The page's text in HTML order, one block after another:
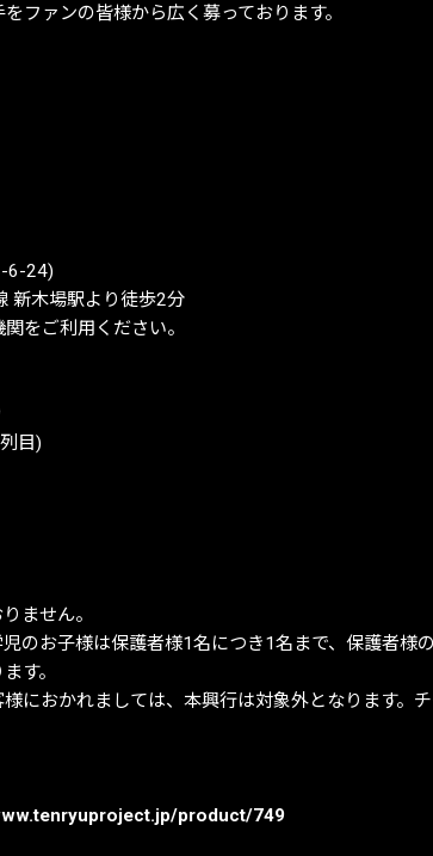
ファンの皆様から広く募っております。
6-24)
新木場駅より徒歩2分
をご利用ください。
目)
ません。
のお子様は保護者様1名につき1名まで、保護者様
す。
おかれましては、本興行は対象外となります。チ
product/749